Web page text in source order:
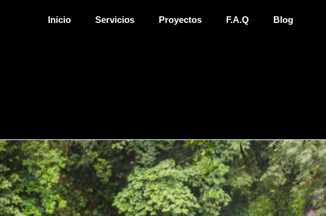
Inicio Servicios Proyectos F.A.Q Blog